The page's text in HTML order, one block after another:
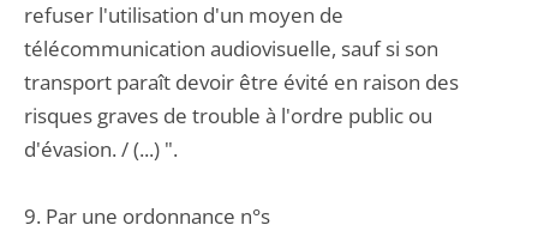
refuser l'utilisation d'un moyen de
télécommunication audiovisuelle, sauf si son
transport paraît devoir être évité en raison des
risques graves de trouble à l'ordre public ou
d'évasion. / (...) ".
9. Par une ordonnance n°s